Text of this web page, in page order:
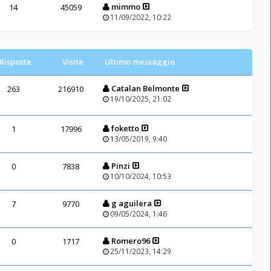
14 45059 mimmo
11/09/2022, 10:22
Risposte Visite Ultimo messaggio
263 216910 Catalan Belmonte
19/10/2025, 21:02
1 17996 foketto
13/05/2019, 9:40
0 7838 Pinzi
10/10/2024, 10:53
7 9770 g aguilera
09/05/2024, 1:46
0 1717 Romero96
25/11/2023, 14:29